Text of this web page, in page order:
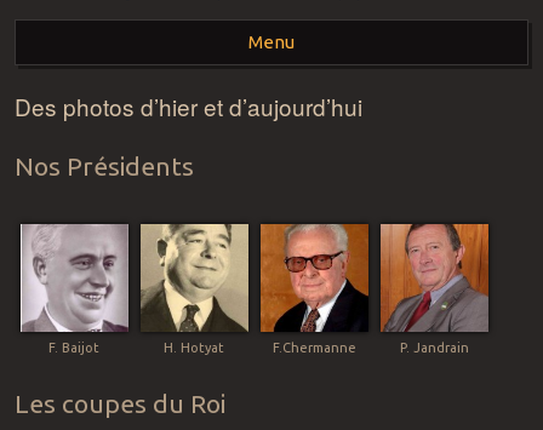
Menu
Aller au contenu principal
Des photos d’hier et d’aujourd’hui
Nos Présidents
F. Baijot H. Hotyat F.Chermanne P. Jandrain
Les coupes du Roi